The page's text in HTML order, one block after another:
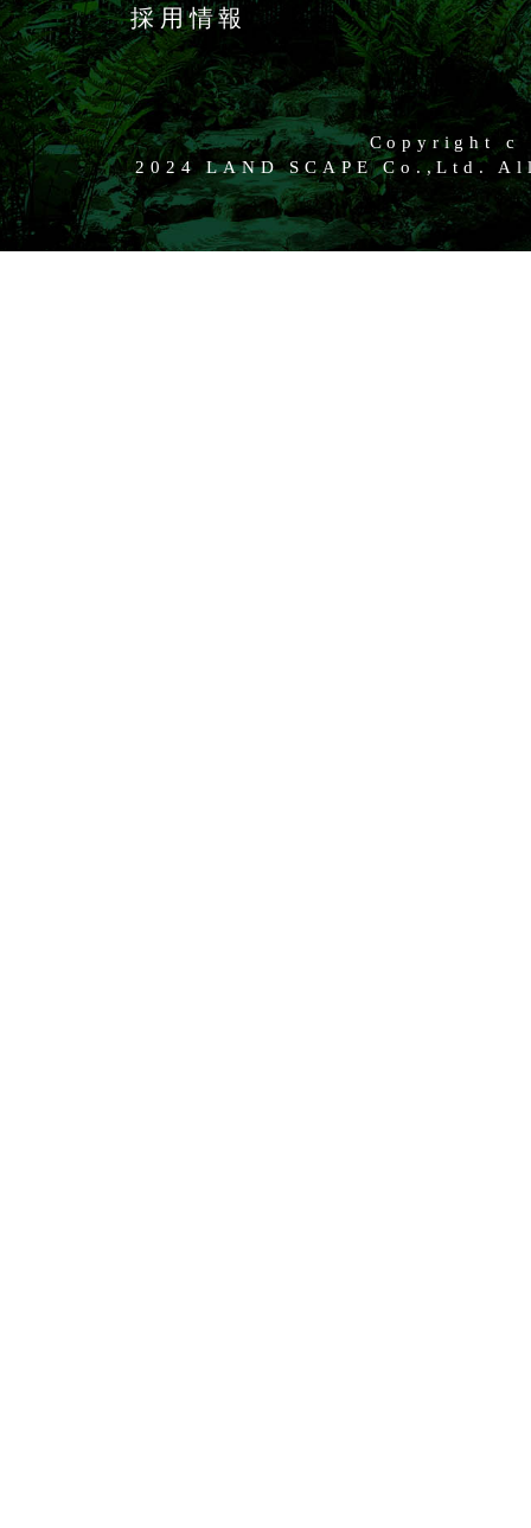
採用情報
Copyright c
2024 LAND SCAPE Co.,Ltd.